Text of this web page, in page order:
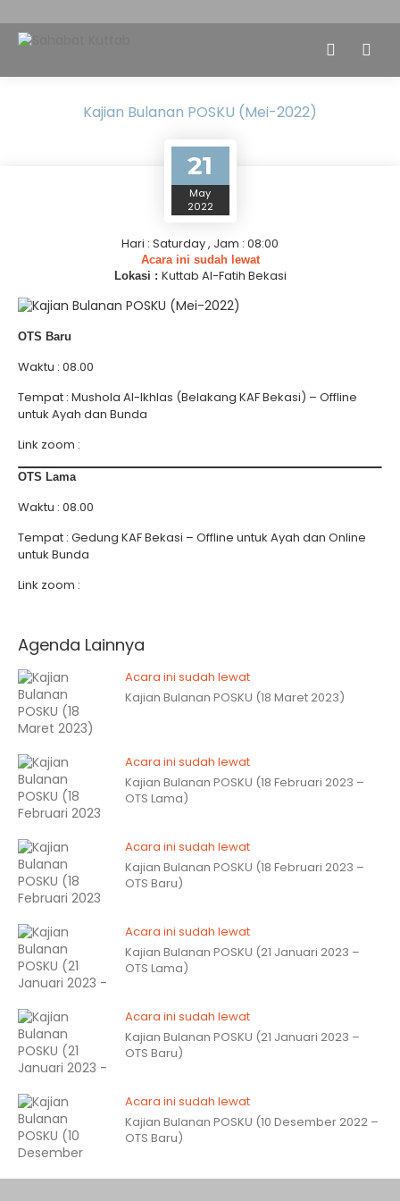
Kajian Bulanan POSKU (Mei-2022)
21
May
2022
Hari : Saturday , Jam : 08:00
Acara ini sudah lewat
Lokasi : Kuttab Al-Fatih Bekasi
OTS Baru
Waktu : 08.00
Tempat : Mushola Al-Ikhlas (Belakang KAF Bekasi) – Offline
untuk Ayah dan Bunda
Link zoom :
OTS Lama
Waktu : 08.00
Tempat : Gedung KAF Bekasi – Offline untuk Ayah dan Online
untuk Bunda
Link zoom :
Agenda Lainnya
Acara ini sudah lewat
Kajian Bulanan POSKU (18 Maret 2023)
Acara ini sudah lewat
Kajian Bulanan POSKU (18 Februari 2023 –
OTS Lama)
Acara ini sudah lewat
Kajian Bulanan POSKU (18 Februari 2023 –
OTS Baru)
Acara ini sudah lewat
Kajian Bulanan POSKU (21 Januari 2023 –
OTS Lama)
Acara ini sudah lewat
Kajian Bulanan POSKU (21 Januari 2023 –
OTS Baru)
Acara ini sudah lewat
Kajian Bulanan POSKU (10 Desember 2022 –
OTS Baru)